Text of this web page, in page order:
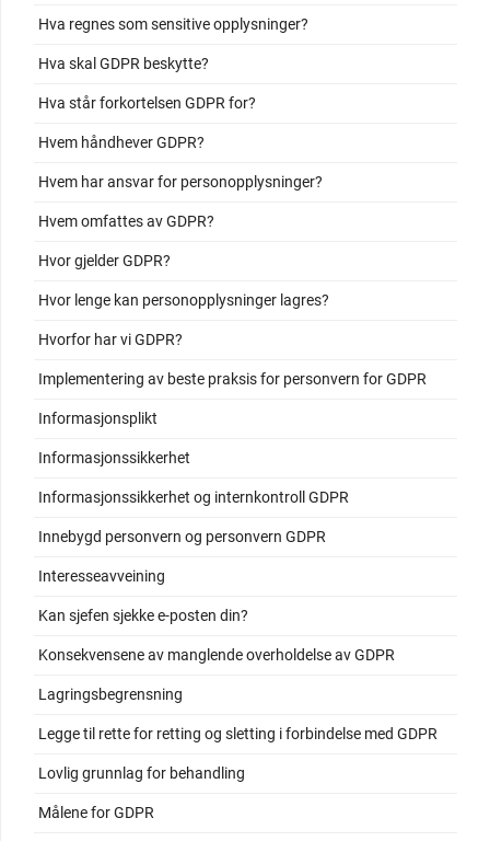
Hva regnes som sensitive opplysninger?
Hva skal GDPR beskytte?
Hva står forkortelsen GDPR for?
Hvem håndhever GDPR?
Hvem har ansvar for personopplysninger?
Hvem omfattes av GDPR?
Hvor gjelder GDPR?
Hvor lenge kan personopplysninger lagres?
Hvorfor har vi GDPR?
Implementering av beste praksis for personvern for GDPR
Informasjonsplikt
Informasjonssikkerhet
Informasjonssikkerhet og internkontroll GDPR
Innebygd personvern og personvern GDPR
Interesseavveining
Kan sjefen sjekke e-posten din?
Konsekvensene av manglende overholdelse av GDPR
Lagringsbegrensning
Legge til rette for retting og sletting i forbindelse med GDPR
Lovlig grunnlag for behandling
Målene for GDPR